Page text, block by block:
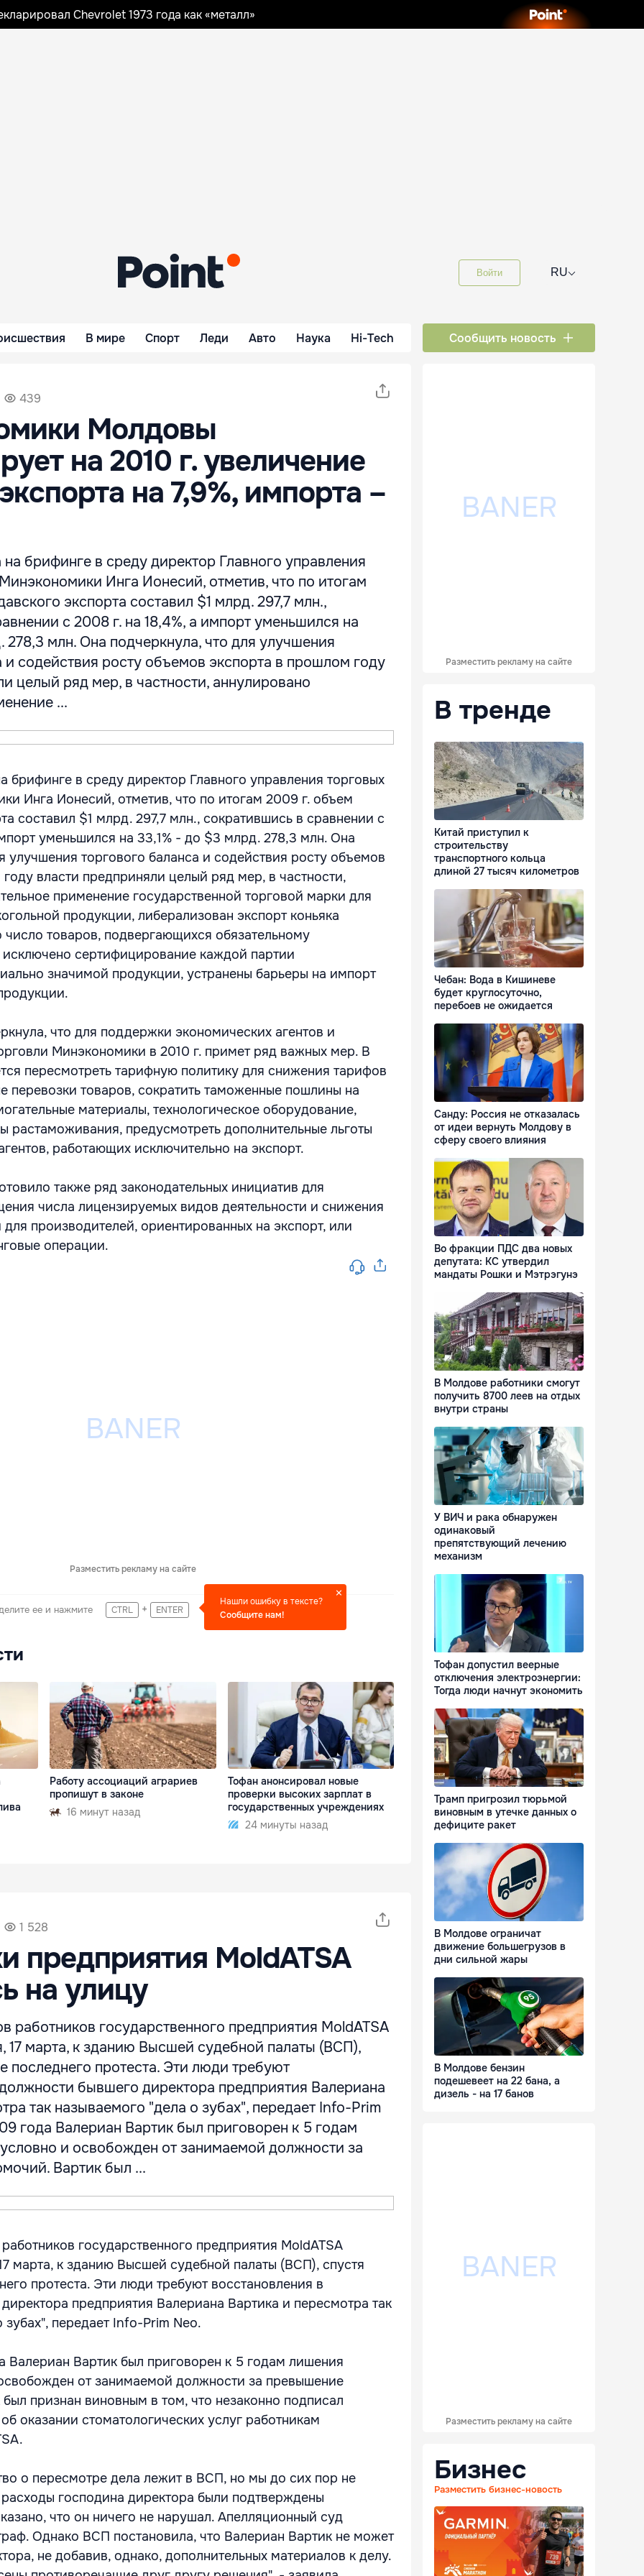
Chevrolet 1973 года как «металл»
Войти RU⌵
В мире Спорт Леди Авто Наука Hi-Tech Сообщить новость
439
Молдовы
на 2010 г. увеличение
на 7,9%, импорта –
брифинге в среду директор Главного управления
Инга Ионесий, отметив, что по итогам
экспорта составил $1 млрд. 297,7 млн.,
с 2008 г. на 18,4%, а импорт уменьшился на
278,3 млн. Она подчеркнула, что для улучшения
и содействия росту объемов экспорта в прошлом году
целый ряд мер, в частности, аннулировано
...
в среду директор Главного управления торговых
Инга Ионесий, отметив, что по итогам 2009 г. объем
составил $1 млрд. 297,7 млн., сократившись в сравнении с
уменьшился на 33,1% - до $3 млрд. 278,3 млн. Она
улучшения торгового баланса и содействия росту объемов
власти предприняли целый ряд мер, в частности,
применение государственной торговой марки для
продукции, либерализован экспорт коньяка
товаров, подвергающихся обязательному
сертифицирование каждой партии
значимой продукции, устранены барьеры на импорт
что для поддержки экономических агентов и
Минэкономики в 2010 г. примет ряд важных мер. В
пересмотреть тарифную политику для снижения тарифов
перевозки товаров, сократить таможенные пошлины на
материалы, технологическое оборудование,
растаможивания, предусмотреть дополнительные льготы
работающих исключительно на экспорт.
также ряд законодательных инициатив для
числа лицензируемых видов деятельности и снижения
производителей, ориентированных на экспорт, или
операции.
Разместить рекламу на сайте
ее и нажмите CTRL + ENTER
Нашли ошибку в тексте?
Сообщите нам!
Работу ассоциаций аграриев
пропишут в законе
16 минут назад
Тофан анонсировал новые
проверки высоких зарплат в
государственных учреждениях
24 минуты назад
1 528
предприятия MoldATSA
на улицу
работников государственного предприятия MoldATSA
17 марта, к зданию Высшей судебной палаты (ВСП),
последнего протеста. Эти люди требуют
бывшего директора предприятия Валериана
так называемого "дела о зубах", передает Info-Prim
года Валериан Вартик был приговорен к 5 годам
и освобожден от занимаемой должности за
Вартик был ...
государственного предприятия MoldATSA
марта, к зданию Высшей судебной палаты (ВСП), спустя
протеста. Эти люди требуют восстановления в
предприятия Валериана Вартика и пересмотра так
передает Info-Prim Neo.
Валериан Вартик был приговорен к 5 годам лишения
от занимаемой должности за превышение
признан виновным в том, что незаконно подписал
оказании стоматологических услуг работникам
о пересмотре дела лежит в ВСП, но мы до сих пор не
господина директора были подтверждены
что он ничего не нарушал. Апелляционный суд
Однако ВСП постановила, что Валериан Вартик не может
не добавив, однако, дополнительных материалов к делу.
Разместить рекламу на сайте
В тренде
Китай приступил к
строительству
транспортного кольца
длиной 27 тысяч километров
Чебан: Вода в Кишиневе
будет круглосуточно,
перебоев не ожидается
Санду: Россия не отказалась
от идеи вернуть Молдову в
сферу своего влияния
Во фракции ПДС два новых
депутата: КС утвердил
мандаты Рошки и Мэтрэгунэ
В Молдове работники смогут
получить 8700 леев на отдых
внутри страны
У ВИЧ и рака обнаружен
одинаковый
препятствующий лечению
механизм
Тофан допустил веерные
отключения электроэнергии:
Тогда люди начнут экономить
Трамп пригрозил тюрьмой
виновным в утечке данных о
дефиците ракет
В Молдове ограничат
движение большегрузов в
дни сильной жары
В Молдове бензин
подешевеет на 22 бана, а
дизель - на 17 банов
Разместить рекламу на сайте
Бизнес
Разместить бизнес-новость